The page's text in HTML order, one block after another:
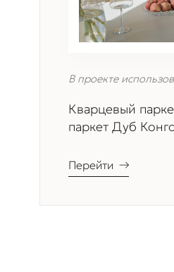
В проекте
Кварцевый
паркет Дуб
Перейти →